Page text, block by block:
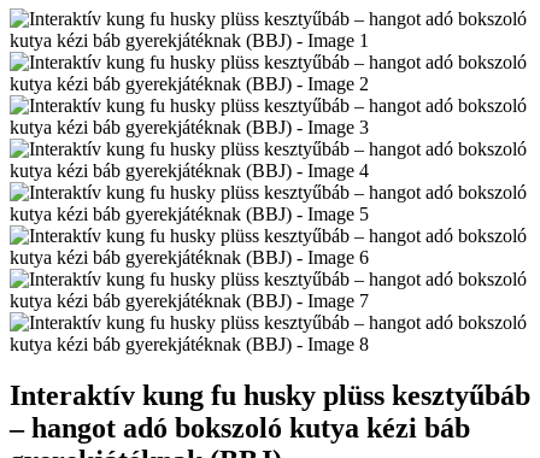
Interaktív kung fu husky plüss kesztyűbáb
– hangot adó bokszoló kutya kézi báb